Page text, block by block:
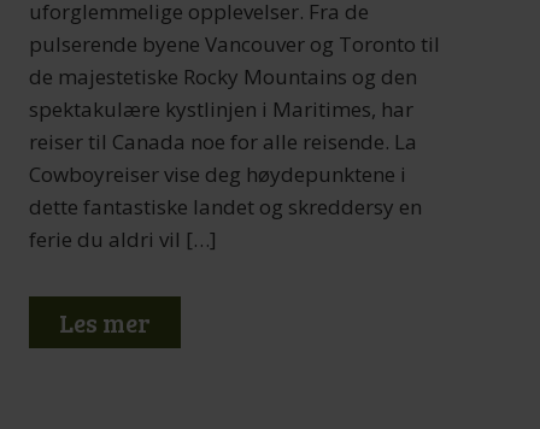
uforglemmelige opplevelser. Fra de
pulserende byene Vancouver og Toronto til
de majestetiske Rocky Mountains og den
spektakulære kystlinjen i Maritimes, har
reiser til Canada noe for alle reisende. La
Cowboyreiser vise deg høydepunktene i
dette fantastiske landet og skreddersy en
ferie du aldri vil […]
Les mer